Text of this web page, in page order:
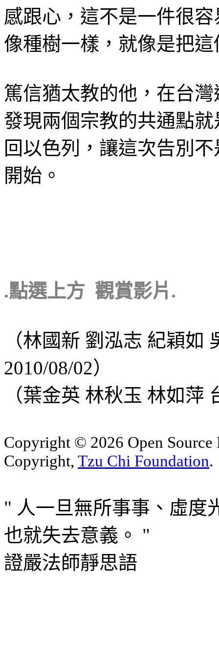
感跟心，這不是一件很
像種樹一樣，就像是把
篤信猶太教的他，在台
發現兩個宗教的共通點
回以色列，讓這次告別
開始。
.點選上方 觀賞影片.
（林國新 劉泓志 紀穎如
2010/08/02）
（葉金英 林秋玉 林如萍
Copyright © 2026 Open
Copyright, Tzu Chi Foundation.
" 人一旦無所事事、虛度
也就失去意義。 "
證嚴法師靜思語